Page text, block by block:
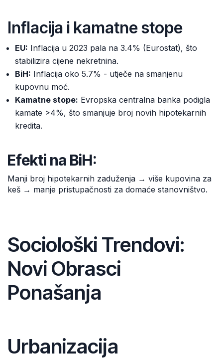
Inflacija i kamatne stope
EU: Inflacija u 2023 pala na 3.4% (Eurostat), što
stabilizira cijene nekretnina.
BiH: Inflacija oko 5.7% - utječe na smanjenu
kupovnu moć.
Kamatne stope: Evropska centralna banka podigla
kamate >4%, što smanjuje broj novih hipotekarnih
kredita.
Efekti na BiH:
Manji broj hipotekarnih zaduženja → više kupovina za
keš → manje pristupačnosti za domaće stanovništvo.
Sociološki Trendovi:
Novi Obrasci
Ponašanja
Urbanizacija